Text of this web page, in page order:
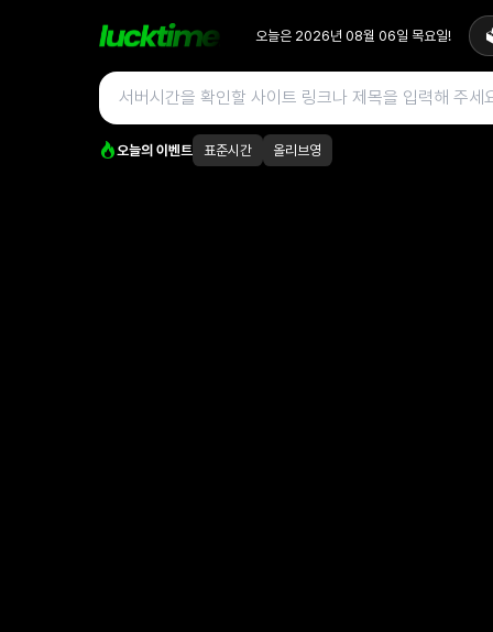
오늘은 2026년 08월 06일 목요일!
오늘의 이벤트 표준시간 올리브영